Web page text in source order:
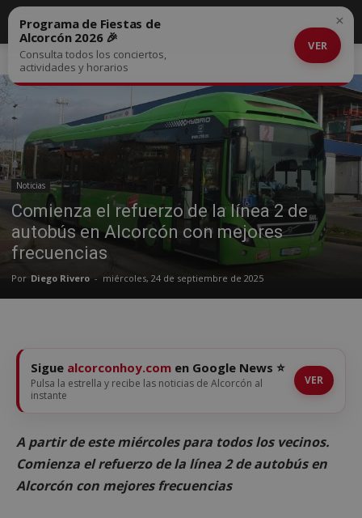
Inicio Noticias
Noticias
Comienza el refuerzo de la línea 2 de
autobús en Alcorcón con mejores
frecuencias
Por Diego Rivero - miércoles, 24 de septiembre de 2025
Programa de Fiestas de
Alcorcón 2026 🎉
Consulta todos los conciertos,
actividades y horarios
VER
×
Sigue alcorconhoy.com en Google News ⭐
Pulsa la estrella y recibe las noticias de Alcorcón al
instante
VER
A partir de este miércoles para todos los vecinos.
Comienza el refuerzo de la línea 2 de autobús en
Alcorcón con mejores frecuencias